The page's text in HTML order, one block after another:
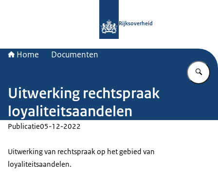
Rijksoverheid
Home Documenten
Uitwerking rechtspraak
loyaliteitsaandelen
Publicatie05-12-2022
Uitwerking van rechtspraak op het gebied van
loyaliteitsaandelen.